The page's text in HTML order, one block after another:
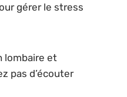
gérer le stress
lombaire et
pas d’écouter